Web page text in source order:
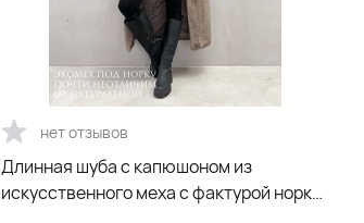
нет отзывов
Длинная шуба с капюшоном из
искусственного меха с фактурой норки